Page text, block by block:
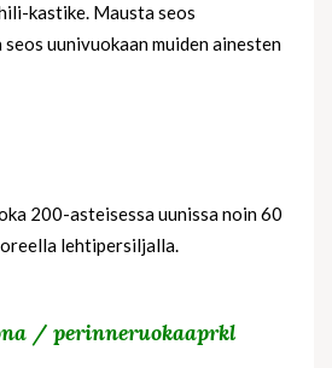
kastike. Mausta seos
uunivuokaan muiden ainesten
200-asteisessa uunissa noin 60
lehtipersiljalla.
/ perinneruokaaprkl